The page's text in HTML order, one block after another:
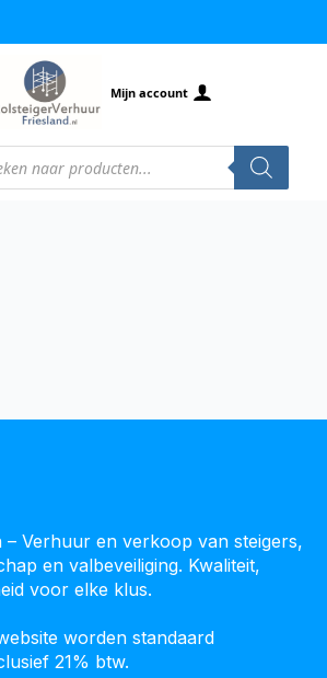
Mijn account
– Verhuur en verkoop van steigers,
en valbeveiliging. Kwaliteit,
voor elke klus.
worden standaard
21% btw.